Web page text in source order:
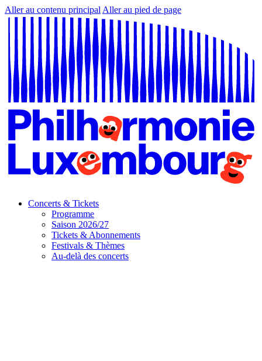
Aller au contenu principal Aller au pied de page
Concerts & Tickets
Programme
Saison 2026/27
Tickets & Abonnements
Festivals & Thèmes
Au-delà des concerts